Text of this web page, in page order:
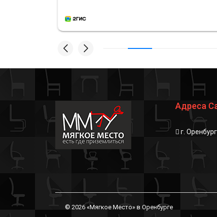
Адреса
г.
© 2026 «Мягкое Место» в Оренбурге